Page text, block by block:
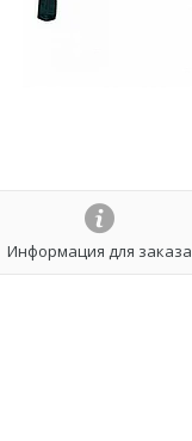
Информация для заказа